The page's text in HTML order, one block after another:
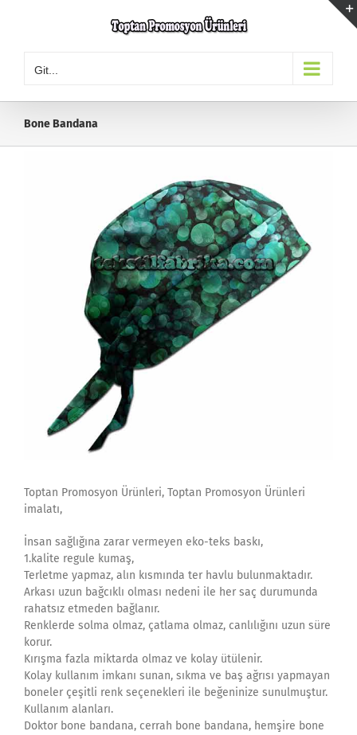
Git...
Bone Bandana
Toptan Promosyon Ürünleri, Toptan Promosyon Ürünleri
imalatı,
İnsan sağlığına zarar vermeyen eko-teks baskı,
1.kalite regule kumaş,
Terletme yapmaz, alın kısmında ter havlu bulunmaktadır.
Arkası uzun bağcıklı olması nedeni ile her saç durumunda
rahatsız etmeden bağlanır.
Renklerde solma olmaz, çatlama olmaz, canlılığını uzun süre
korur.
Kırışma fazla miktarda olmaz ve kolay ütülenir.
Kolay kullanım imkanı sunan, sıkma ve baş ağrısı yapmayan
boneler çeşitli renk seçenekleri ile beğeninize sunulmuştur.
Kullanım alanları.
Doktor bone bandana, cerrah bone bandana, hemşire bone